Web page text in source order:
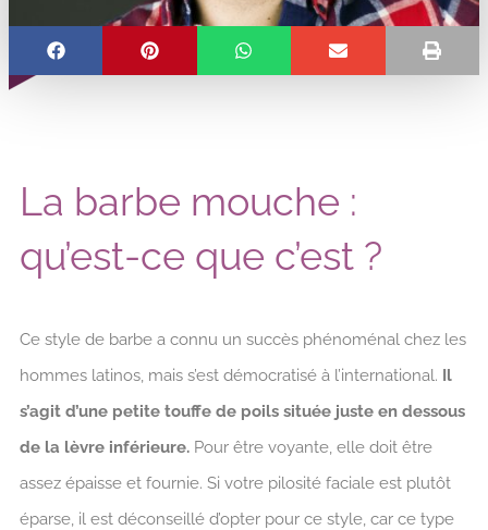
La barbe mouche :
qu’est-ce que c’est ?
Ce style de barbe a connu un succès phénoménal chez les
hommes latinos, mais s’est démocratisé à l’international. Il
s’agit d’une petite touffe de poils située juste en dessous
de la lèvre inférieure. Pour être voyante, elle doit être
assez épaisse et fournie. Si votre pilosité faciale est plutôt
éparse, il est déconseillé d’opter pour ce style, car ce type